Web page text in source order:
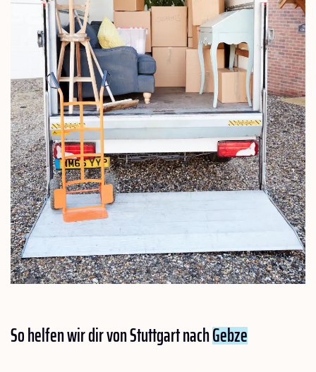
So helfen wir dir von Stuttgart nachGebze